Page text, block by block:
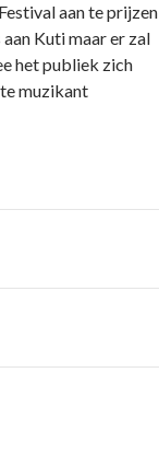
aan te prijzen
aan Kuti maar er zal
het publiek zich
muzikant